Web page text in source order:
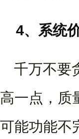
4、系统
千万不要
高一点，质
可能功能不